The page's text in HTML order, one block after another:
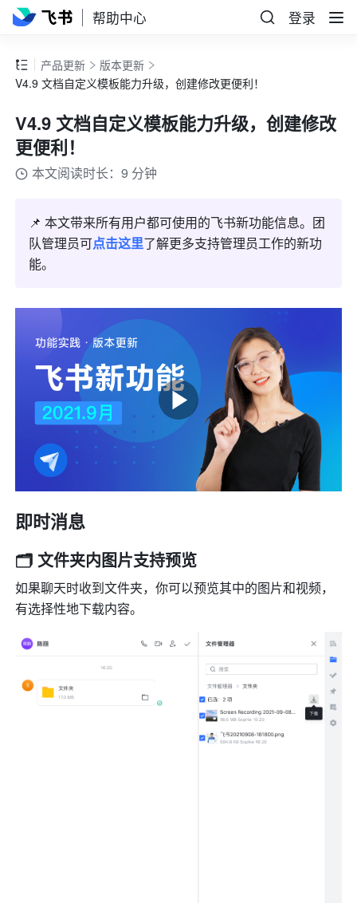
帮助中心 登录
产品更新
版本更新
V4.9 文档自定义模板能力升级，创建修改更便利！
V4.9 文档自定义模板能力升级，创建修改
更便利！
本文阅读时长：9 分钟
📌 本文带来所有用户都可使用的飞书新功能信息。团
队管理员可点击这里了解更多支持管理员工作的新功
能。
即时消息
🗂️ 文件夹内图片支持预览
如果聊天时收到文件夹，你可以预览其中的图片和视频，
有选择性地下载内容。